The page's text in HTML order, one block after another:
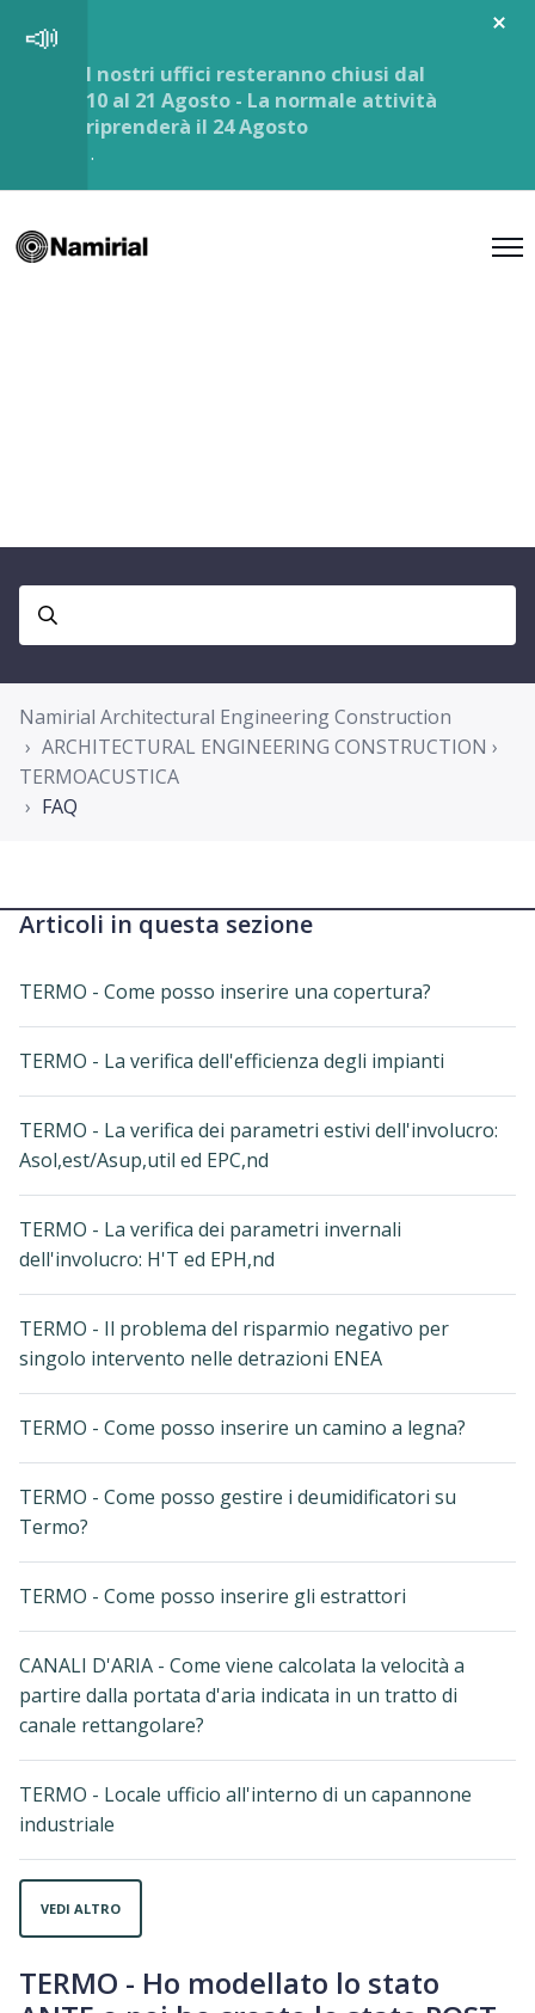
I nostri uffici resteranno chiusi dal
10 al 21 Agosto - La normale attività
riprenderà il 24 Agosto
.
Namirial Architectural Engineering Construction
ARCHITECTURAL ENGINEERING CONSTRUCTION ›
TERMOACUSTICA
FAQ
Articoli in questa sezione
TERMO - Come posso inserire una copertura?
TERMO - La verifica dell'efficienza degli impianti
TERMO - La verifica dei parametri estivi dell'involucro:
Asol,est/Asup,util ed EPC,nd
TERMO - La verifica dei parametri invernali
dell'involucro: H'T ed EPH,nd
TERMO - Il problema del risparmio negativo per
singolo intervento nelle detrazioni ENEA
TERMO - Come posso inserire un camino a legna?
TERMO - Come posso gestire i deumidificatori su
Termo?
TERMO - Come posso inserire gli estrattori
CANALI D'ARIA - Come viene calcolata la velocità a
partire dalla portata d'aria indicata in un tratto di
canale rettangolare?
TERMO - Locale ufficio all'interno di un capannone
industriale
VEDI ALTRO
TERMO - Ho modellato lo stato